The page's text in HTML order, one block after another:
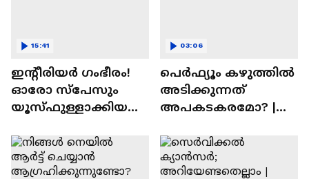
ഇന്റീരിയർ ഗംഭീരം!
ഓരോ സ്‌പേസും
യൂസ്ഫുള്ളാക്കിയ
15:41
പെർഫ്യൂം കഴുത്തിൽ
അടിക്കുന്നത്
അപകടകരമോ? |
03:06